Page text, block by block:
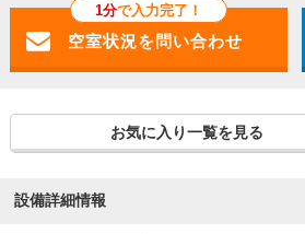
1分で入力完了！
お気に入り一覧を見る
設備詳細情報